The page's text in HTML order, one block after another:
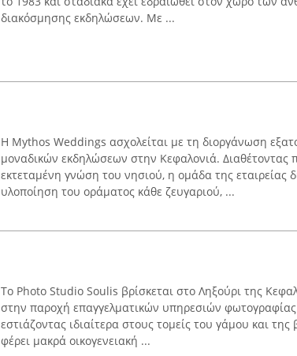
διακόσμησης εκδηλώσεων. Με ...
Η Mythos Weddings ασχολείται με τη διοργάνωση
μοναδικών εκδηλώσεων στην Κεφαλονιά. Διαθέτοντας
εκτεταμένη γνώση του νησιού, η ομάδα της εταιρείας
υλοποίηση του οράματος κάθε ζευγαριού, ...
Το Photo Studio Soulis βρίσκεται στο Ληξούρι της
στην παροχή επαγγελματικών υπηρεσιών φωτογραφίας
εστιάζοντας ιδιαίτερα στους τομείς του γάμου και της
φέρει μακρά οικογενειακή ...